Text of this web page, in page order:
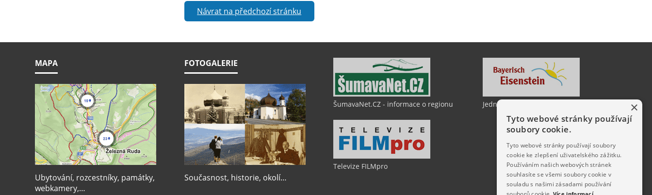
Návrat na předchozí stránku
MAPA
Ubytování, rozcestníky, památky,
webkamery,…
FOTOGALERIE
Současnost, historie, okolí…
ŠumavaNet.CZ - informace o regionu
Televize FILMpro
Jedno město, dvě země ×
Tyto webové stránky používají
soubory cookie.
Tyto webové stránky používají soubory
cookie ke zlepšení uživatelského zážitku.
Používáním našich webových stránek
souhlasíte se všemi soubory cookie v
souladu s našimi zásadami používání